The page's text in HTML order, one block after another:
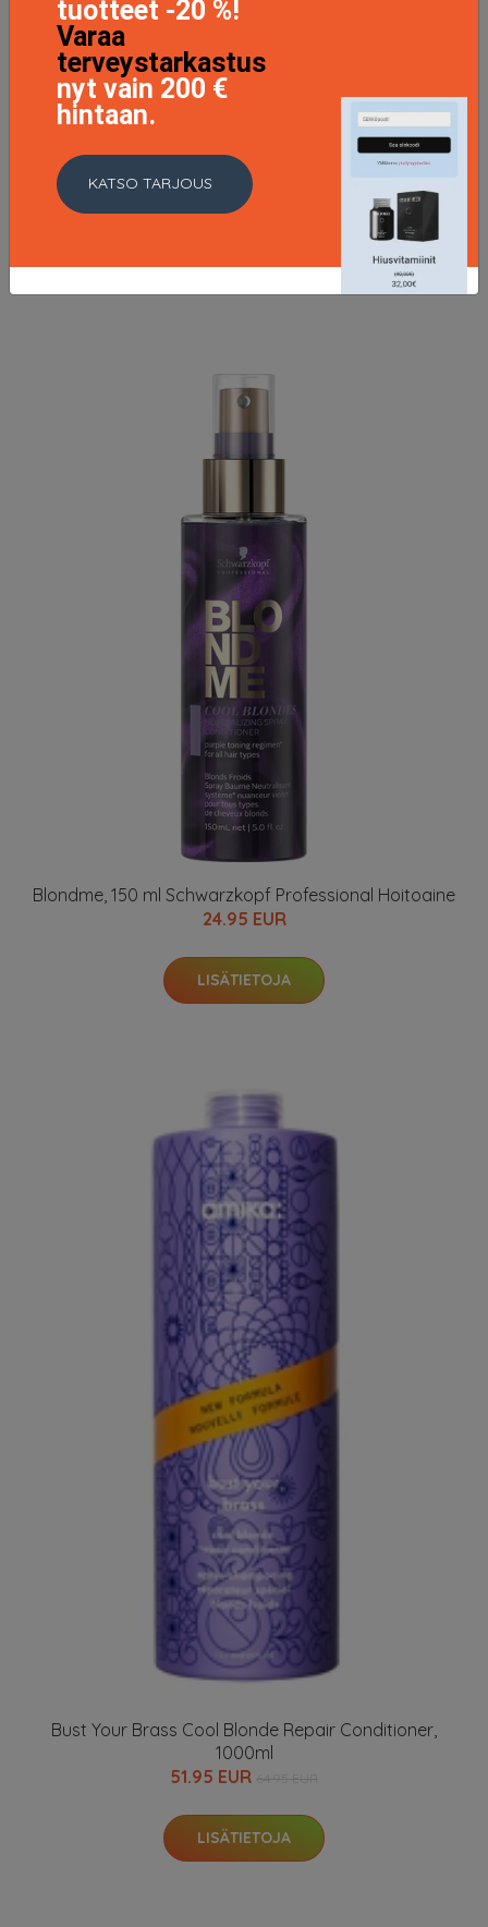
Schwarzkopf Live Color XXL, 86 Pure Purple,
Schwarzkopf Hiusvärit
11.5 EUR
LISÄTIETOJA
Blondme, 150 ml Schwarzkopf Professional Hoitoaine
24.95 EUR
LISÄTIETOJA
Bust Your Brass Cool Blonde Repair Conditioner,
1000ml
51.95 EUR
LISÄTIETOJA
tuotteet -20 %!
Varaa
terveystarkastus
nyt vain 200 €
hintaan.
KATSO TARJOUS